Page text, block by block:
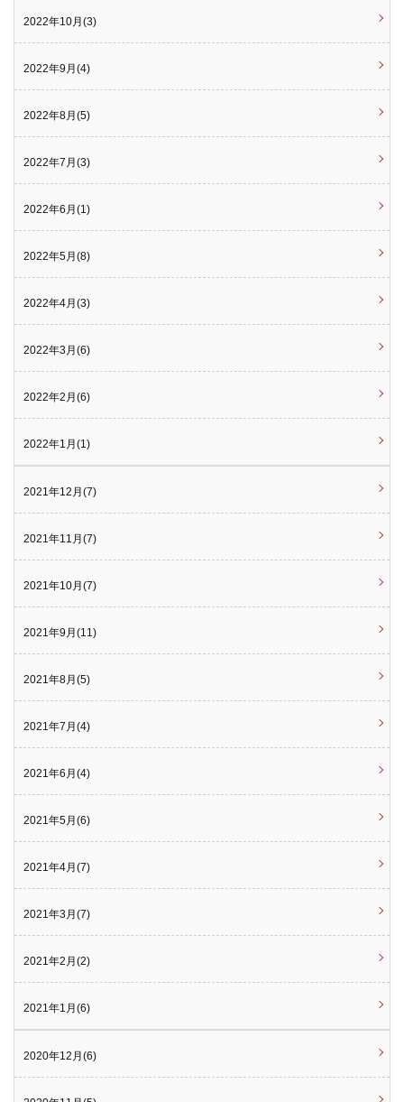
2022年10月(3)
2022年9月(4)
2022年8月(5)
2022年7月(3)
2022年6月(1)
2022年5月(8)
2022年4月(3)
2022年3月(6)
2022年2月(6)
2022年1月(1)
2021年12月(7)
2021年11月(7)
2021年10月(7)
2021年9月(11)
2021年8月(5)
2021年7月(4)
2021年6月(4)
2021年5月(6)
2021年4月(7)
2021年3月(7)
2021年2月(2)
2021年1月(6)
2020年12月(6)